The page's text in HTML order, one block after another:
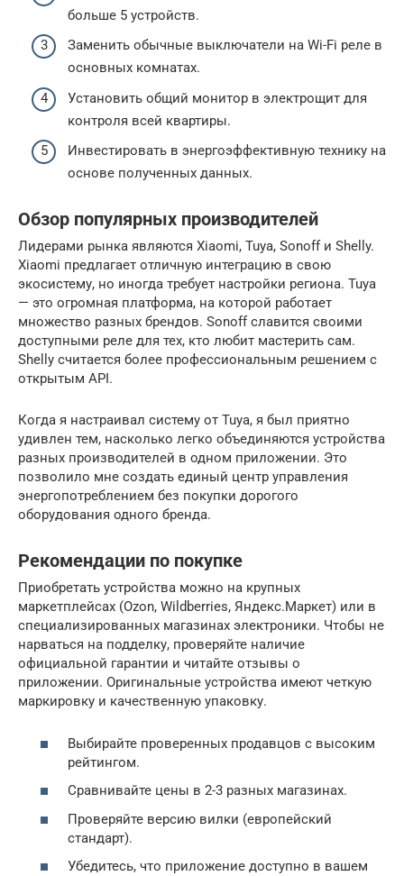
больше 5 устройств.
Заменить обычные выключатели на Wi-Fi реле в
основных комнатах.
Установить общий монитор в электрощит для
контроля всей квартиры.
Инвестировать в энергоэффективную технику на
основе полученных данных.
Обзор популярных производителей
Лидерами рынка являются Xiaomi, Tuya, Sonoff и Shelly.
Xiaomi предлагает отличную интеграцию в свою
экосистему, но иногда требует настройки региона. Tuya
— это огромная платформа, на которой работает
множество разных брендов. Sonoff славится своими
доступными реле для тех, кто любит мастерить сам.
Shelly считается более профессиональным решением с
открытым API.
Когда я настраивал систему от Tuya, я был приятно
удивлен тем, насколько легко объединяются устройства
разных производителей в одном приложении. Это
позволило мне создать единый центр управления
энергопотреблением без покупки дорогого
оборудования одного бренда.
Рекомендации по покупке
Приобретать устройства можно на крупных
маркетплейсах (Ozon, Wildberries, Яндекс.Маркет) или в
специализированных магазинах электроники. Чтобы не
нарваться на подделку, проверяйте наличие
официальной гарантии и читайте отзывы о
приложении. Оригинальные устройства имеют четкую
маркировку и качественную упаковку.
Выбирайте проверенных продавцов с высоким
рейтингом.
Сравнивайте цены в 2-3 разных магазинах.
Проверяйте версию вилки (европейский
стандарт).
Убедитесь, что приложение доступно в вашем